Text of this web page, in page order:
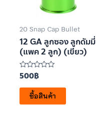
20 Snap Cap Bullet
12 GA ลูกซอง ลูกดัมมี่
(แพค 2 ลูก) (เขียว)
ให้
คะแนน
0
ตั้งแต่
5
500฿
ซื้อสินค้า